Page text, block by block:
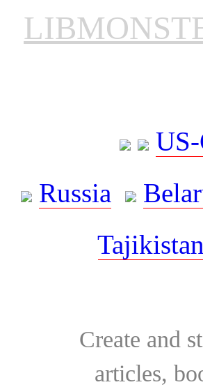
Russia
Tajikistan
Create and
articles,